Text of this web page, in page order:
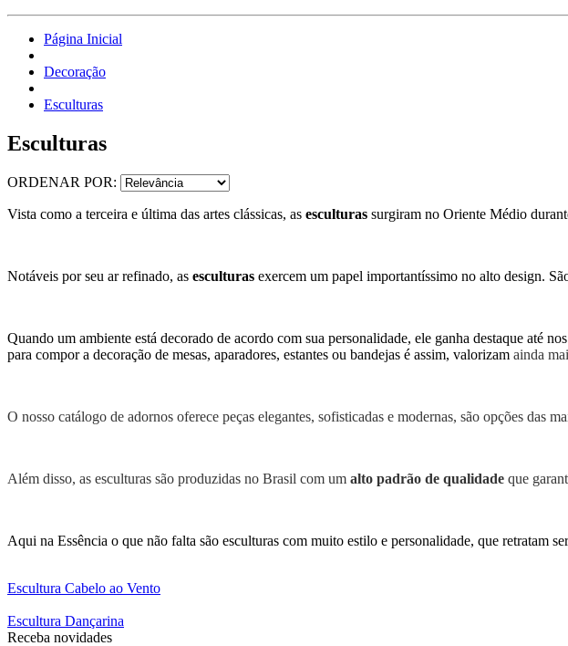
Página Inicial
Decoração
Esculturas
Esculturas
ORDENAR POR:
Vista como a terceira e última das artes clássicas, as esculturas surgiram no Oriente Médio
Notáveis por seu ar refinado, as esculturas exercem um papel importantíssimo no alto design.
Quando um ambiente está decorado de acordo com sua personalidade, ele ganha destaque até
para compor a decoração de mesas, aparadores, estantes ou bandejas é assim, valorizam ainda
O nosso catálogo de adornos oferece peças elegantes, sofisticadas e modernas, são opções das
Além disso, as esculturas são produzidas no Brasil com um alto padrão de qualidade que
Aqui na Essência o que não falta são esculturas com muito estilo e personalidade, que retratam
Escultura Cabelo ao Vento
Escultura Dançarina
Receba novidades